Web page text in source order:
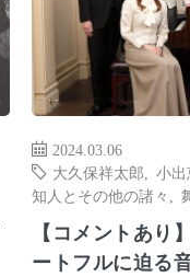
2024.03.06
大久保祥太郎 ,小出
知人とその他の諸々
,
【コメントあり
ートフルに迫る